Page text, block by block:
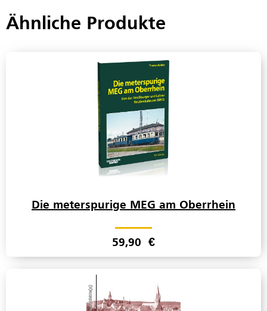
Ähnliche Produkte
Die meterspurige MEG am Oberrhein
59,90 €